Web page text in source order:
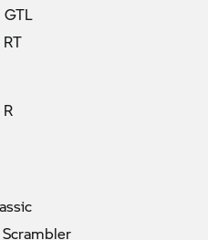
Scrambler